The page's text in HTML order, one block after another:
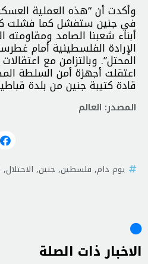
وأكدت أن “هذه العملية
في جنين ستفشل كما فشلت
أبناء شعبنا الصامد ومقاومته
الإرادة الفلسطينية أمام
المحتل”. وبالتزامن مع
اعتقلت أجهزة أمن السلطة
قادة كتيبة جنين من بلدة
المصدر: العالم
يوم دام, فلسطين, جنين, الاحتلال,
الاخبار ذات الصلة